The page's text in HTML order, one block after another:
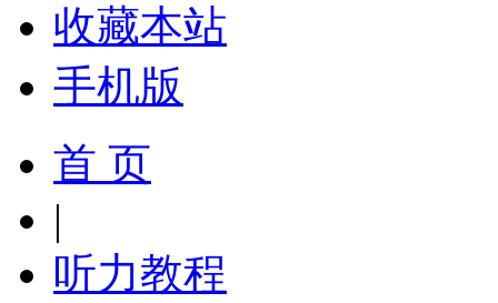
收藏本站
手机版
首 页
|
听力教程